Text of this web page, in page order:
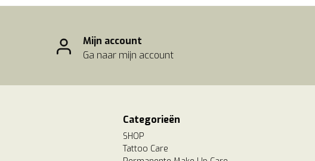
Mijn account
Ga naar mijn account
Categorieën
SHOP
Tattoo Care